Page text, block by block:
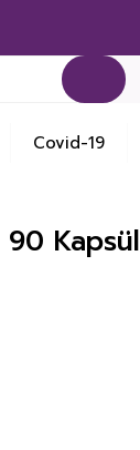
Covid-19
Kapsül